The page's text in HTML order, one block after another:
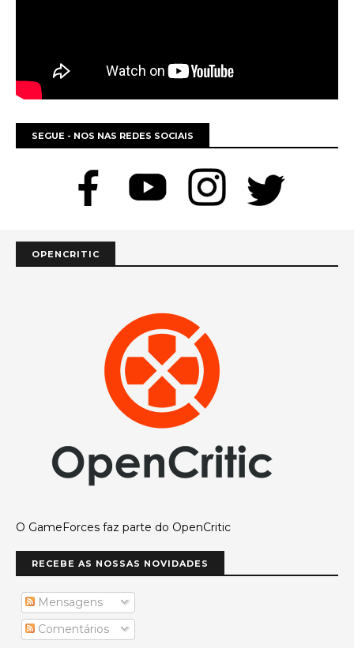
SEGUE - NOS NAS REDES SOCIAIS
OPENCRITIC
O GameForces faz parte do OpenCritic
RECEBE AS NOSSAS NOVIDADES
Mensagens
Comentários